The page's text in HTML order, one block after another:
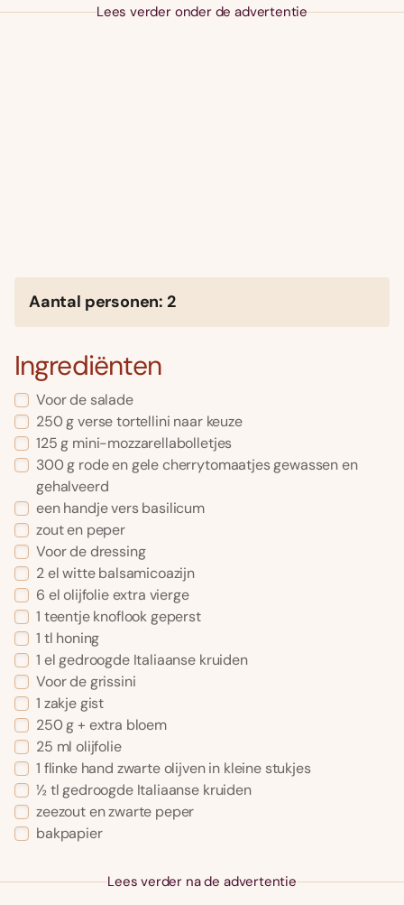
Lees verder onder de advertentie
Aantal personen: 2
Ingrediënten
Voor de salade
250 g verse tortellini naar keuze
125 g mini-mozzarellabolletjes
300 g rode en gele cherrytomaatjes gewassen en
gehalveerd
een handje vers basilicum
zout en peper
Voor de dressing
2 el witte balsamicoazijn
6 el olijfolie extra vierge
1 teentje knoflook geperst
1 tl honing
1 el gedroogde Italiaanse kruiden
Voor de grissini
1 zakje gist
250 g + extra bloem
25 ml olijfolie
1 flinke hand zwarte olijven in kleine stukjes
½ tl gedroogde Italiaanse kruiden
zeezout en zwarte peper
bakpapier
Lees verder na de advertentie